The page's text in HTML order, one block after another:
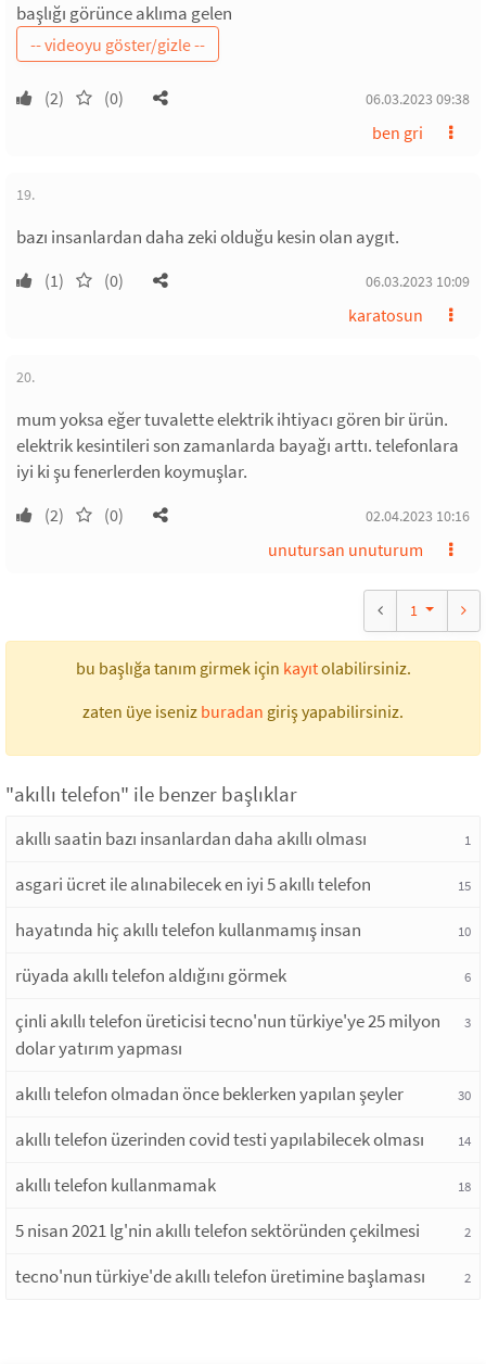
başlığı görünce aklıma gelen
(2) (0) 06.03.2023 09:38
ben gri
19.
bazı insanlardan daha zeki olduğu kesin olan aygıt.
(1) (0) 06.03.2023 10:09
karatosun
20.
mum yoksa eğer tuvalette elektrik ihtiyacı gören bir ürün.
elektrik kesintileri son zamanlarda bayağı arttı. telefonlara
iyi ki şu fenerlerden koymuşlar.
(2) (0) 02.04.2023 10:16
unutursan unuturum
1
bu başlığa tanım girmek için kayıtolabilirsiniz.
zaten üye iseniz buradan giriş yapabilirsiniz.
"akıllı telefon" ile benzer başlıklar
akıllı saatin bazı insanlardan daha akıllı olması 1
asgari ücret ile alınabilecek en iyi 5 akıllı telefon 15
hayatında hiç akıllı telefon kullanmamış insan 10
rüyada akıllı telefon aldığını görmek 6
çinli akıllı telefon üreticisi tecno'nun türkiye'ye 25 milyon
dolar yatırım yapması
3
akıllı telefon olmadan önce beklerken yapılan şeyler 30
akıllı telefon üzerinden covid testi yapılabilecek olması 14
akıllı telefon kullanmamak 18
5 nisan 2021 lg'nin akıllı telefon sektöründen çekilmesi 2
tecno'nun türkiye'de akıllı telefon üretimine başlaması 2